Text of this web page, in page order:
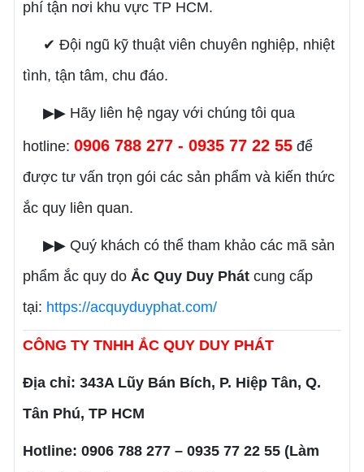
phí tận nơi khu vực TP HCM.
✔ Đội ngũ kỹ thuật viên chuyên nghiệp, nhiệt
tình, tận tâm, chu đáo.
▶▶ Hãy liên hệ ngay với chúng tôi qua
hotline: 0906 788 277 - 0935 77 22 55để
được tư vấn trọn gói các sản phẩm và kiến thức
ắc quy liên quan.
▶▶ Quý khách có thể tham khảo các mã sản
phẩm ắc quy do Ắc Quy Duy Phátcung cấp
tại: https://acquyduyphat.com/
CÔNG TY TNHH ẮC QUY DUY PHÁT
Địa chỉ: 343A Lũy Bán Bích, P. Hiệp Tân, Q.
Tân Phú, TP HCM
Hotline: 0906 788 277 – 0935 77 22 55 (Làm